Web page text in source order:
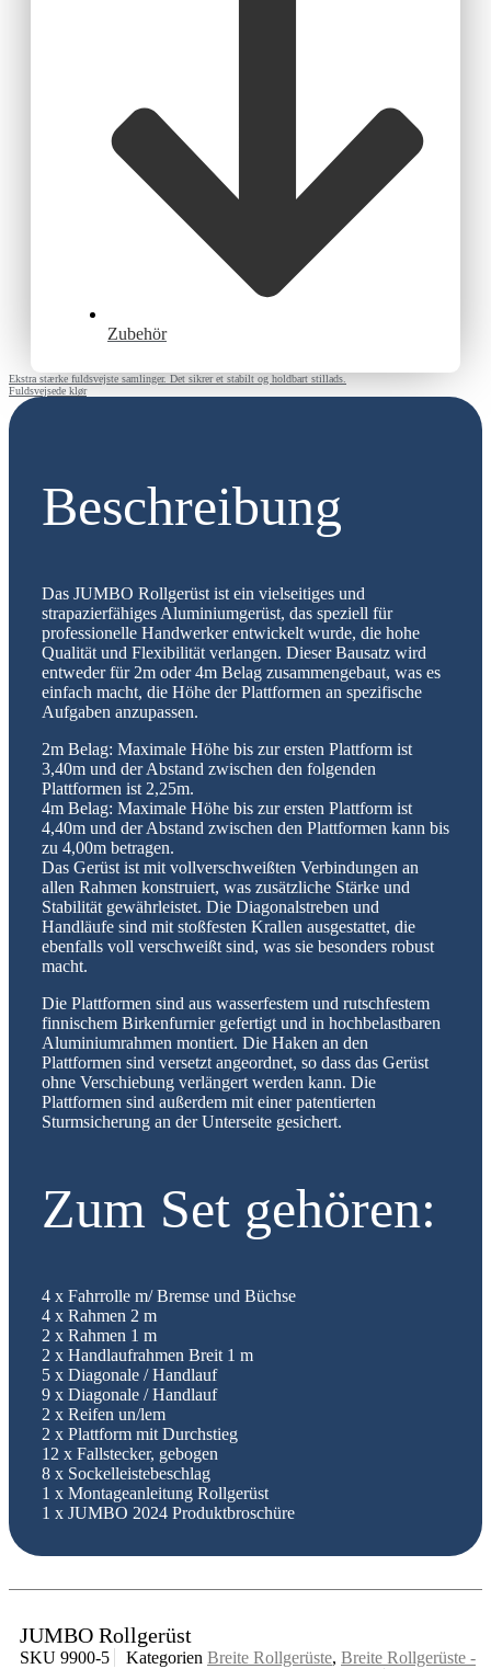
Zubehör
Ekstra stærke fuldsvejste samlinger. Det sikrer et stabilt og holdbart stillads.
Fuldsvejsede klør
Beschreibung
Das JUMBO Rollgerüst ist ein vielseitiges und
strapazierfähiges Aluminiumgerüst, das speziell für
professionelle Handwerker entwickelt wurde, die hohe
Qualität und Flexibilität verlangen. Dieser Bausatz wird
entweder für 2m oder 4m Belag zusammengebaut, was es
einfach macht, die Höhe der Plattformen an spezifische
Aufgaben anzupassen.
2m Belag: Maximale Höhe bis zur ersten Plattform ist
3,40m und der Abstand zwischen den folgenden
Plattformen ist 2,25m.
4m Belag: Maximale Höhe bis zur ersten Plattform ist
4,40m und der Abstand zwischen den Plattformen kann bis
zu 4,00m betragen.
Das Gerüst ist mit vollverschweißten Verbindungen an
allen Rahmen konstruiert, was zusätzliche Stärke und
Stabilität gewährleistet. Die Diagonalstreben und
Handläufe sind mit stoßfesten Krallen ausgestattet, die
ebenfalls voll verschweißt sind, was sie besonders robust
macht.
Die Plattformen sind aus wasserfestem und rutschfestem
finnischem Birkenfurnier gefertigt und in hochbelastbaren
Aluminiumrahmen montiert. Die Haken an den
Plattformen sind versetzt angeordnet, so dass das Gerüst
ohne Verschiebung verlängert werden kann. Die
Plattformen sind außerdem mit einer patentierten
Sturmsicherung an der Unterseite gesichert.
Zum Set gehören:
4 x Fahrrolle m/ Bremse und Büchse
4 x Rahmen 2 m
2 x Rahmen 1 m
2 x Handlaufrahmen Breit 1 m
5 x Diagonale / Handlauf
9 x Diagonale / Handlauf
2 x Reifen un/lem
2 x Plattform mit Durchstieg
12 x Fallstecker, gebogen
8 x Sockelleistebeschlag
1 x Montageanleitung Rollgerüst
1 x JUMBO 2024 Produktbroschüre
JUMBO Rollgerüst
SKU 9900-5 Kategorien Breite Rollgerüste, Breite Rollgerüste -